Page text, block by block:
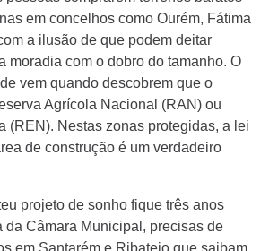
em concelhos como Ourém, Fátima
a ilusão de que podem deitar
moradia com o dobro do tamanho. O
vem quando descobrem que o
Agrícola Nacional (RAN) ou
(REN). Nestas zonas protegidas, a lei
de construção é um verdadeiro
projeto de sonho fique três anos
da Câmara Municipal, precisas de
em Santarém e Ribatejo que saibam